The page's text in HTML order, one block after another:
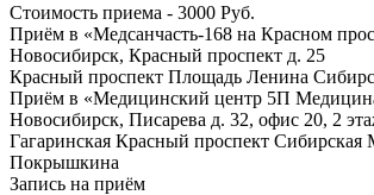
Стоимость приема - 3000 Руб.
Приём в «Медсанчасть-168 на Красном
Новосибирск, Красный проспект д. 25
Красный проспект Площадь Ленина
Приём в «Медицинский центр 5П
Новосибирск, Писарева д. 32, офис 20, 2
Гагаринская Красный проспект Сибирская
Покрышкина
Запись на приём